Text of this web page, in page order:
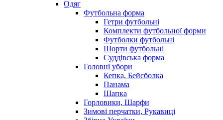
Одяг
Футбольна форма
Гетри футбольні
Комплекти футбольної форми
Футболки футбольні
Шорти футбольні
Суддівська форма
Головні убори
Кепка, Бейсболка
Панама
Шапка
Горловики, Шарфи
Зимові перчатки, Рукавиці